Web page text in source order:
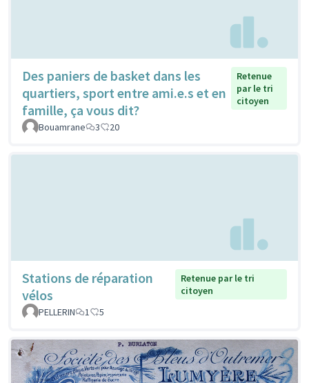
Des paniers de basket dans les
quartiers, sport entre ami.e.s et en
famille, ça vous dit?
Retenue
par le tri
citoyen
Bouamrane 3 20
Stations de réparation
vélos
Retenue par le tri
citoyen
PELLERIN
1 5